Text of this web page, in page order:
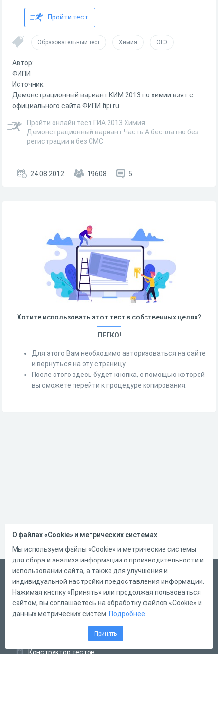
Пройти тест
Образовательный тест Химия ОГЭ
Автор:
ФИПИ
Источник:
Демонстрационный вариант КИМ 2013 по химии взят с
официального сайта ФИПИ fipi.ru.
Пройти онлайн тест ГИА 2013 Химия
Демонстрационный вариант Часть А бесплатно без
регистрации и без СМС
24.08.2012 19608 5
Хотите использовать этот тест в собственных целях?
ЛЕГКО!
Для этого Вам необходимо авторизоваться на сайте
и вернуться на эту страницу.
После этого здесь будет кнопка, с помощью которой
вы сможете перейти к процедуре копирования.
Русский
Справка
Форма обратной связи
Конструктор тестов
О файлах «Cookie» и метрических системах
Мы используем файлы «Cookie» и метрические системы
для сбора и анализа информации о производительности и
использовании сайта, а также для улучшения и
индивидуальной настройки предоставления информации.
Нажимая кнопку «Принять» или продолжая пользоваться
сайтом, вы соглашаетесь на обработку файлов «Cookie» и
данных метрических систем. Подробнее
Принять